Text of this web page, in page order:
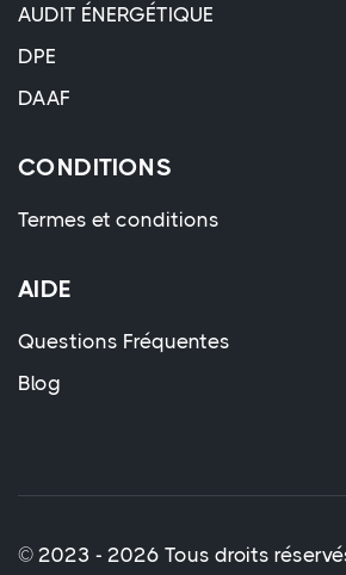
AUDIT ÉNERGÉTIQUE
DPE
DAAF
CONDITIONS
Termes et conditions
AIDE
Questions Fréquentes
Blog
© 2023 - 2026 Tous droits